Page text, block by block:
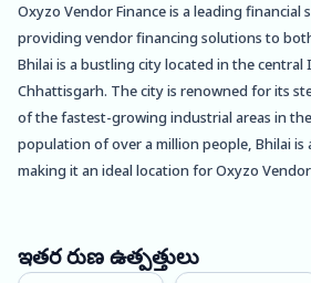
Oxyzo Vendor Finance is a leading financial
providing vendor financing solutions to
Bhilai is a bustling city located in the
Chhattisgarh. The city is renowned for its
of the fastest-growing industrial areas in
population of over a million people, Bhilai is
making it an ideal location for Oxyzo
Oxyzo Vendor Finance offers a range of
suppliers in Bhilai. For buyers, the high
ఇతర రుణ ఉత్పత్తులు